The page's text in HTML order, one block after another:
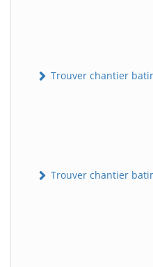
Trouver chantier
Trouver chantier